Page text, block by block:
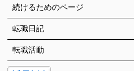
続けるためのページ
転職日記
転職活動